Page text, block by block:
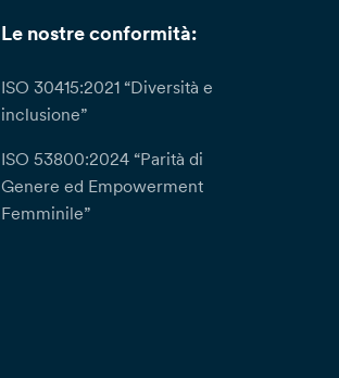
Le nostre conformità:
ISO 30415:2021 “Diversità e
inclusione”
ISO 53800:2024 “Parità di
Genere ed Empowerment
Femminile”